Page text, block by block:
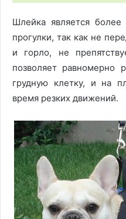
Шлейка является
прогулки, так как не
и горло, не
позволяет равномерно
грудную клетку, и на
время резких движений.